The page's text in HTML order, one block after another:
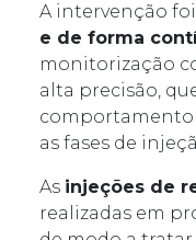
A intervenção foi
e de forma
monitorização
alta precisão,
comportamento
as fases de
As injeções de
realizadas em